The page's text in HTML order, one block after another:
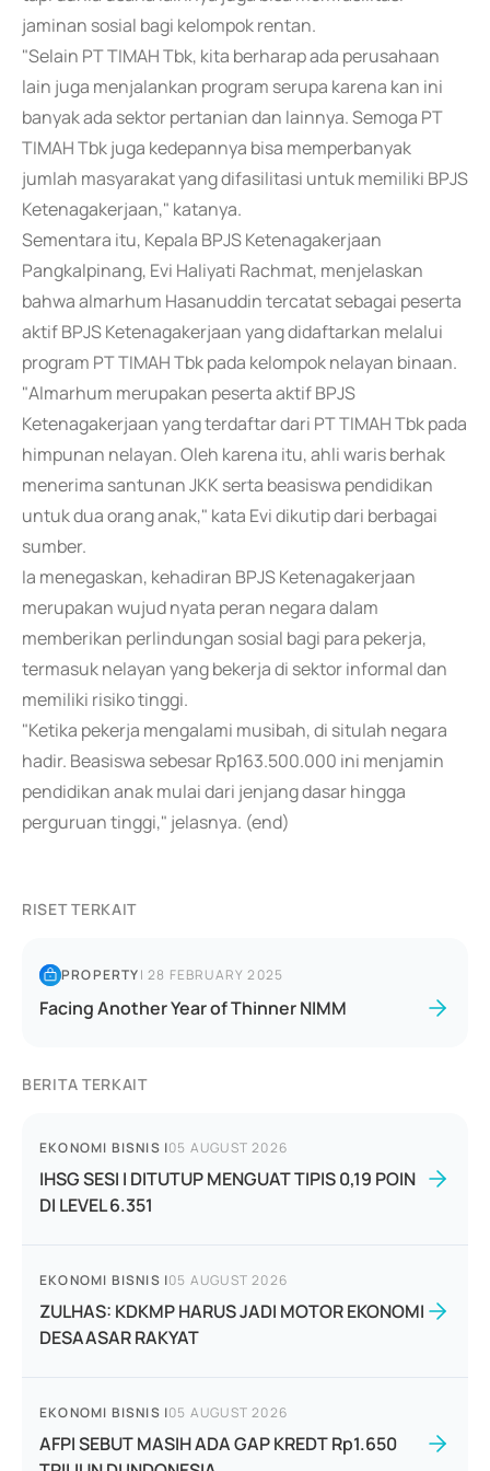
jaminan sosial bagi kelompok rentan.
"Selain PT TIMAH Tbk, kita berharap ada perusahaan
lain juga menjalankan program serupa karena kan ini
banyak ada sektor pertanian dan lainnya. Semoga PT
TIMAH Tbk juga kedepannya bisa memperbanyak
jumlah masyarakat yang difasilitasi untuk memiliki BPJS
Ketenagakerjaan," katanya.
Sementara itu, Kepala BPJS Ketenagakerjaan
Pangkalpinang, Evi Haliyati Rachmat, menjelaskan
bahwa almarhum Hasanuddin tercatat sebagai peserta
aktif BPJS Ketenagakerjaan yang didaftarkan melalui
program PT TIMAH Tbk pada kelompok nelayan binaan.
"Almarhum merupakan peserta aktif BPJS
Ketenagakerjaan yang terdaftar dari PT TIMAH Tbk pada
himpunan nelayan. Oleh karena itu, ahli waris berhak
menerima santunan JKK serta beasiswa pendidikan
untuk dua orang anak," kata Evi dikutip dari berbagai
sumber.
Ia menegaskan, kehadiran BPJS Ketenagakerjaan
merupakan wujud nyata peran negara dalam
memberikan perlindungan sosial bagi para pekerja,
termasuk nelayan yang bekerja di sektor informal dan
memiliki risiko tinggi.
"Ketika pekerja mengalami musibah, di situlah negara
hadir. Beasiswa sebesar Rp163.500.000 ini menjamin
pendidikan anak mulai dari jenjang dasar hingga
perguruan tinggi," jelasnya. (end)
RISET TERKAIT
PROPERTY|28 FEBRUARY 2025
Facing Another Year of Thinner NIMM
BERITA TERKAIT
EKONOMI BISNIS |05 AUGUST 2026
IHSG SESI I DITUTUP MENGUAT TIPIS 0,19 POIN
DI LEVEL 6.351
EKONOMI BISNIS |05 AUGUST 2026
ZULHAS: KDKMP HARUS JADI MOTOR EKONOMI
DESAASAR RAKYAT
EKONOMI BISNIS |05 AUGUST 2026
AFPI SEBUT MASIH ADA GAP KREDT Rp1.650